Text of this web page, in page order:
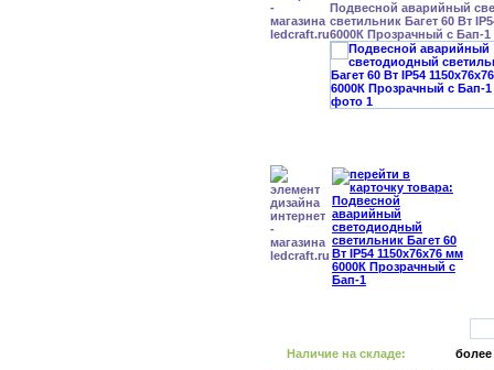
Подвесной аварийный
светильник Багет 60 Вт
6000К Прозрачный с Бап-1
Наличие на складе: более